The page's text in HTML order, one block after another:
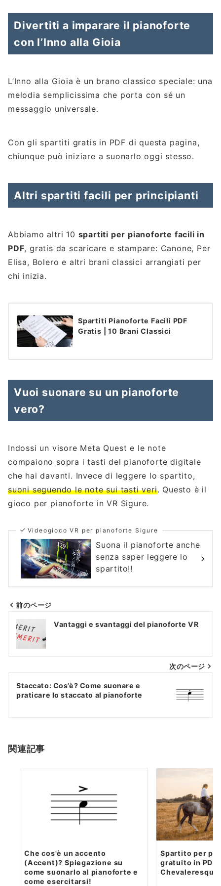
Divertiti a imparare il pianoforte
con l’Inno alla Gioia
L’Inno alla Gioia è un brano classico speciale: una
melodia semplicissima che porta con sé un
messaggio universale.
Con gli spartiti gratis in PDF di questa pagina,
chiunque può iniziare a suonarlo oggi stesso.
Altri spartiti facili per principianti
Abbiamo altri 10 spartiti per pianoforte facili in
PDF, gratis da scaricare e stampare: Canone, Per
Elisa, Bolero e altri brani classici arrangiati per
chi inizia.
Spartiti Pianoforte Facili PDF
Gratis | 10 Brani Classici
Vuoi suonare su un pianoforte
vero?
Indossi un visore Meta Quest e le note
compaiono sopra i tasti del pianoforte digitale
che hai davanti. Invece di leggere lo spartito,
suoni seguendo le note sui tasti veri. Questo è il
gioco per pianoforte in VR Sigure.
Videogioco VR per pianoforte Sigure
Suona il pianoforte anche
senza saper leggere lo
spartito!!
Navigazione
articoli
前のページ
Vantaggi e svantaggi del pianoforte VR
次のページ
Staccato: Cos’è? Come suonare e
praticare lo staccato al pianoforte
関連記事
Che cos'è un accento
(Accent)? Spiegazione su
come suonarlo al pianoforte e
come esercitarsi!
Spartito per
gratuito in PDF